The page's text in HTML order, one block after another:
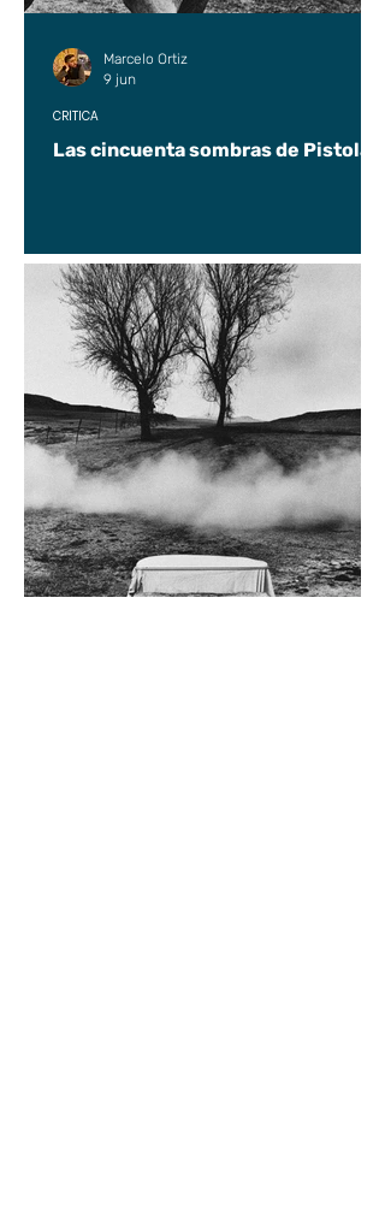
Las cincuenta sombras de Pistolas
CRÍTICA
Marcelo Ortiz
9 jun